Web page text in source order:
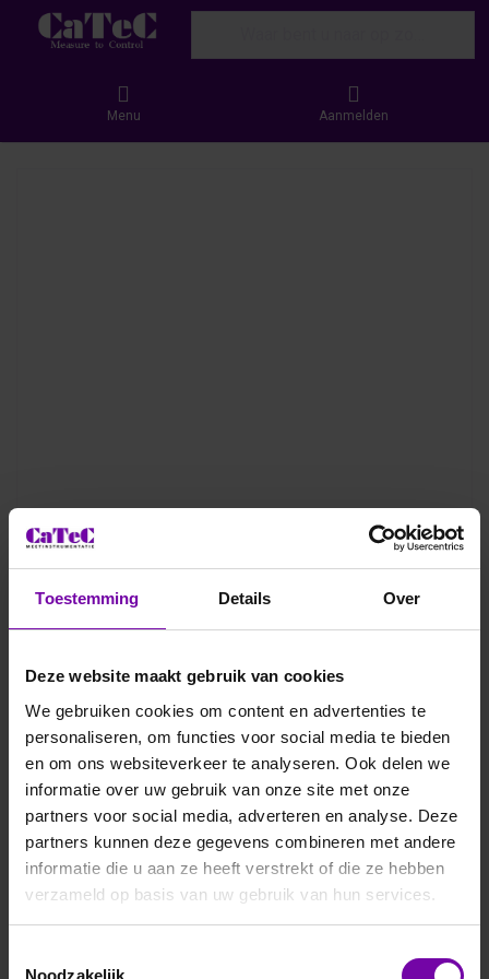
Toestemming Details Over
Deze website maakt gebruik van cookies
We gebruiken cookies om content en advertenties te
personaliseren, om functies voor social media te bieden
en om ons websiteverkeer te analyseren. Ook delen we
informatie over uw gebruik van onze site met onze
partners voor social media, adverteren en analyse. Deze
partners kunnen deze gegevens combineren met andere
informatie die u aan ze heeft verstrekt of die ze hebben
verzameld op basis van uw gebruik van hun services.
Noodzakelijk
Menu Aanmelden
9.3389.20.000
Voeding tbv USM meteostations
De Thies voeding 9.3389.20.000 is een robuust IP-66
voedingsapparaat voor onder meer de ClimaSensor US. Hij
levert 230 V of 115 V AC aan de primaire kant en 24 V AC /
30 W op de secundaire kant. Het huis is van kunststof en
bevat een ringkerntrafo en aansluitblokken.
ARTIKELNUMMER